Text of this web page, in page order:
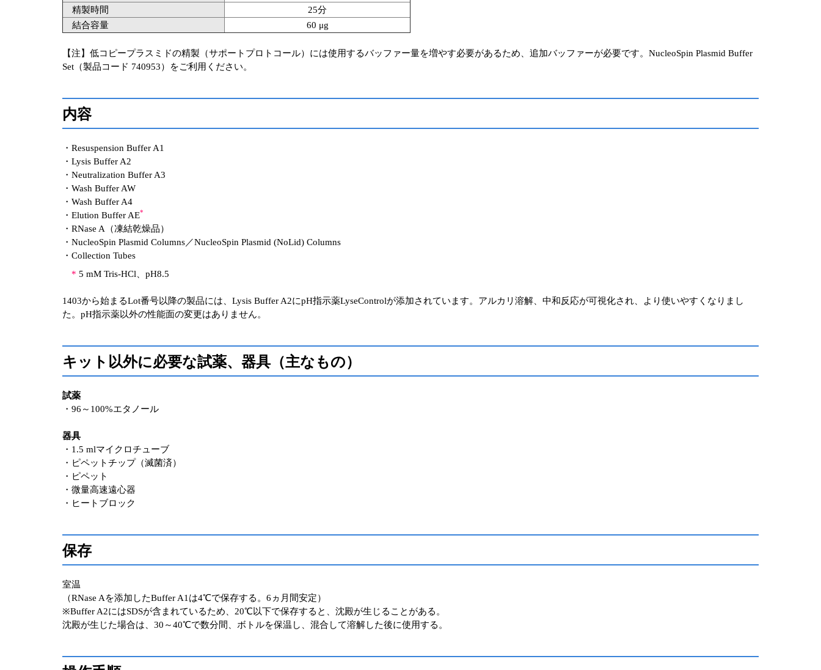
精製時間
25分
結合容量
60 μg
【注】低コピープラスミドの精製（サポートプロトコール）には使用するバッファー量を増やす必要があるため、追加バッファーが必要です。NucleoSpin Plasmid Buffer
Set（製品コード 740953）をご利用ください。
内容
・Resuspension Buffer A1
・Lysis Buffer A2
・Neutralization Buffer A3
・Wash Buffer AW
・Wash Buffer A4
・Elution Buffer AE*
・RNase A（凍結乾燥品）
・NucleoSpin Plasmid Columns／NucleoSpin Plasmid (NoLid) Columns
・Collection Tubes
* 5 mM Tris-HCl、pH8.5
1403から始まるLot番号以降の製品には、Lysis Buffer A2にpH指示薬LyseControlが添加されています。アルカリ溶解、中和反応が可視化され、より使いやすくなりまし
た。pH指示薬以外の性能面の変更はありません。
キット以外に必要な試薬、器具（主なもの）
試薬
・96～100%エタノール
器具
・1.5 mlマイクロチューブ
・ピペットチップ（滅菌済）
・ピペット
・微量高速遠心器
・ヒートブロック
保存
室温
（RNase Aを添加したBuffer A1は4℃で保存する。6ヵ月間安定）
※Buffer A2にはSDSが含まれているため、20℃以下で保存すると、沈殿が生じることがある。
沈殿が生じた場合は、30～40℃で数分間、ボトルを保温し、混合して溶解した後に使用する。